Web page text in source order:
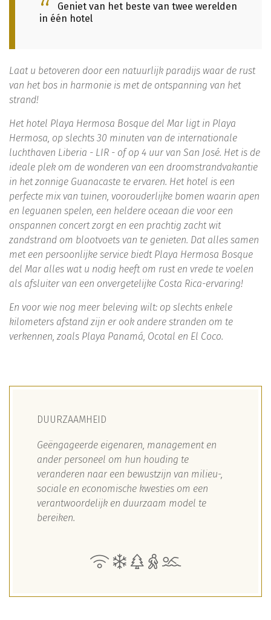
Geniet van het beste van twee werelden
in één hotel
Laat u betoveren door een natuurlijk paradijs waar de rust
van het bos in harmonie is met de ontspanning van het
strand!
Het hotel Playa Hermosa Bosque del Mar ligt in Playa
Hermosa, op slechts 30 minuten van de internationale
luchthaven Liberia - LIR - of op 4 uur van San José. Het is de
ideale plek om de wonderen van een droomstrandvakantie
in het zonnige Guanacaste te ervaren. Het hotel is een
perfecte mix van tuinen, voorouderlijke bomen waarin apen
en leguanen spelen, een heldere oceaan die voor een
onspannen concert zorgt en een prachtig zacht wit
zandstrand om blootvoets van te genieten. Dat alles samen
met een persoonlijke service biedt Playa Hermosa Bosque
del Mar alles wat u nodig heeft om rust en vrede te voelen
als afsluiter van een onvergetelijke Costa Rica-ervaring!
En voor wie nog meer beleving wilt: op slechts enkele
kilometers afstand zijn er ook andere stranden om te
verkennen, zoals Playa Panamá, Ocotal en El Coco.
DUURZAAMHEID
Geëngageerde eigenaren, management en
ander personeel om hun houding te
veranderen naar een bewustzijn van milieu-,
sociale en economische kwesties om een ​​
verantwoordelijk en duurzaam model te
bereiken.